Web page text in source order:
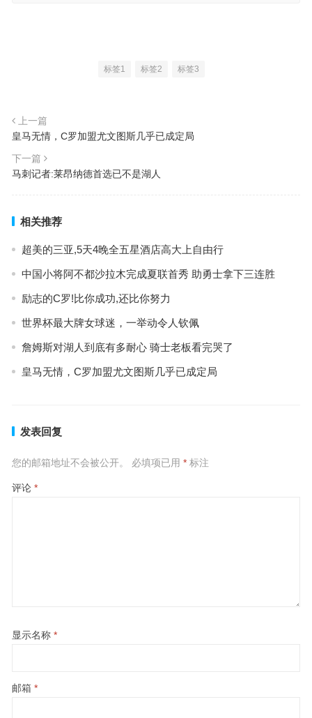
标签1 标签2 标签3
上一篇
皇马无情，C罗加盟尤文图斯几乎已成定局
下一篇
马刺记者:莱昂纳德首选已不是湖人
相关推荐
超美的三亚,5天4晚全五星酒店高大上自由行
中国小将阿不都沙拉木完成夏联首秀 助勇士拿下三连胜
励志的C罗!比你成功,还比你努力
世界杯最大牌女球迷，一举动令人钦佩
詹姆斯对湖人到底有多耐心 骑士老板看完哭了
皇马无情，C罗加盟尤文图斯几乎已成定局
发表回复
您的邮箱地址不会被公开。 必填项已用 *标注
评论 *
显示名称 *
邮箱 *